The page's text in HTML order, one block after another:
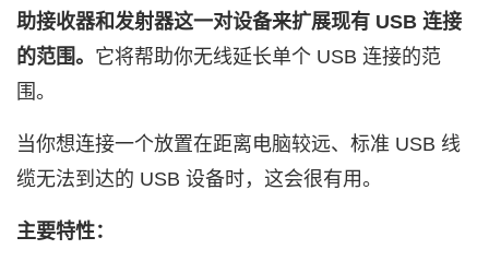
助接收器和发射器这一对设备来扩展现有 USB 连接
的范围。 它将帮助你无线延长单个 USB 连接的范
围。
当你想连接一个放置在距离电脑较远、标准 USB 线
缆无法到达的 USB 设备时，这会很有用。
主要特性：